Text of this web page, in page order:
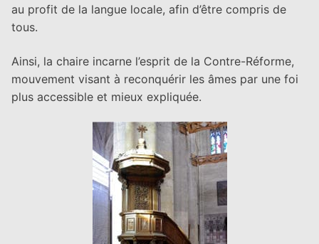
au profit de la langue locale, afin d’être compris de
tous.
Ainsi, la chaire incarne l’esprit de la Contre-Réforme,
mouvement visant à reconquérir les âmes par une foi
plus accessible et mieux expliquée.